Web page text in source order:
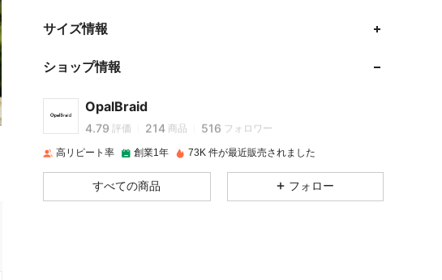
サイズ情報
ショップ情報
OpalBraid
4.79
4.79 評価 214 商品 516 フォロワー
4.79 214 516
高リピート率 創業1年 73K 件が最近販売されました
すべての商品 フォロー